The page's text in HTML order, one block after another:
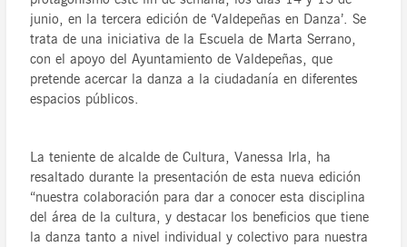
junio, en la tercera edición de ‘Valdepeñas en Danza’. Se
trata de una iniciativa de la Escuela de Marta Serrano,
con el apoyo del Ayuntamiento de Valdepeñas, que
pretende acercar la danza a la ciudadanía en diferentes
espacios públicos.
La teniente de alcalde de Cultura, Vanessa Irla, ha
resaltado durante la presentación de esta nueva edición
“nuestra colaboración para dar a conocer esta disciplina
del área de la cultura, y destacar los beneficios que tiene
la danza tanto a nivel individual y colectivo para nuestra